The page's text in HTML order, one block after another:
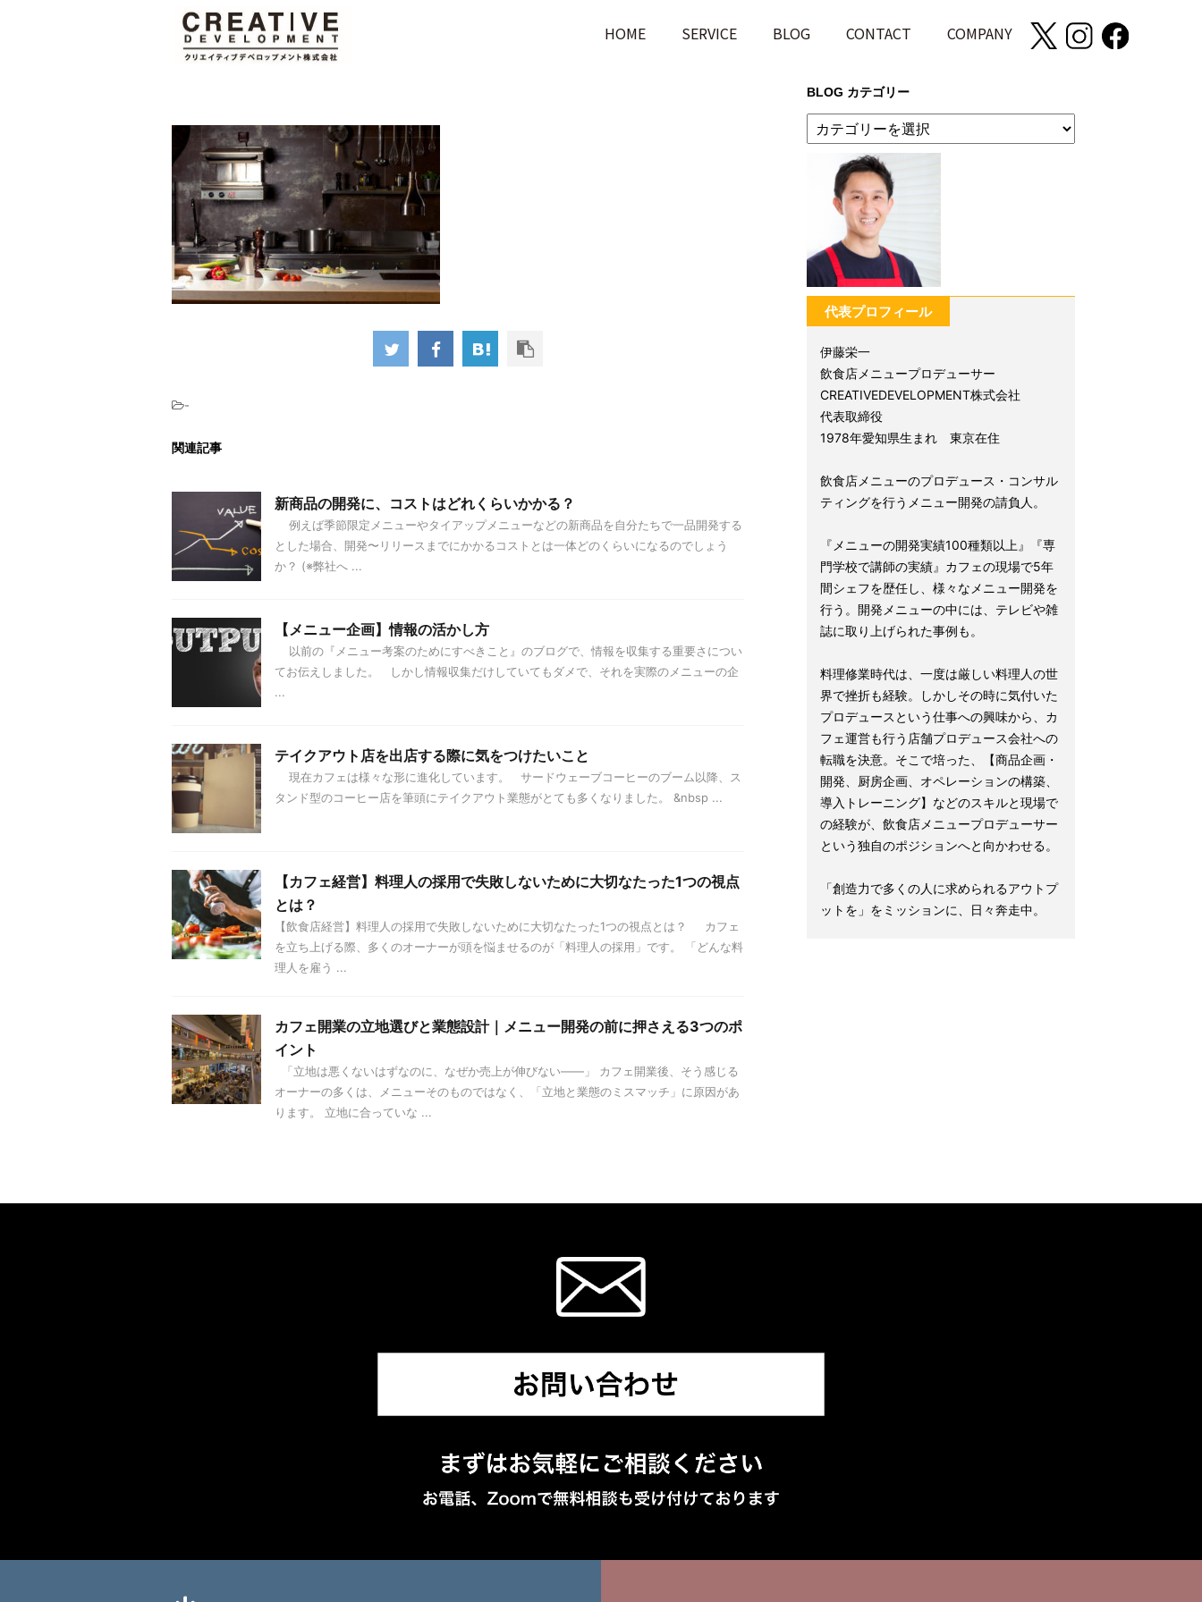
HOME SERVICE BLOG CONTACT COMPANY
-
関連記事
新商品の開発に、コストはどれくらいかかる？
例えば季節限定メニューやタイアップメニューなどの新商品を自分たちで一品開発する
とした場合、開発〜リリースまでにかかるコストとは一体どのくらいになるのでしょう
か？ (※弊社へ ...
【メニュー企画】情報の活かし方
以前の『メニュー考案のためにすべきこと』のブログで、情報を収集する重要さについ
てお伝えしました。 しかし情報収集だけしていてもダメで、それを実際のメニューの企
...
テイクアウト店を出店する際に気をつけたいこと
現在カフェは様々な形に進化しています。 サードウェーブコーヒーのブーム以降、ス
タンド型のコーヒー店を筆頭にテイクアウト業態がとても多くなりました。 &nbsp ...
【カフェ経営】料理人の採用で失敗しないために大切なたった1つの視点
とは？
【飲食店経営】料理人の採用で失敗しないために大切なたった1つの視点とは？ カフェ
を立ち上げる際、多くのオーナーが頭を悩ませるのが「料理人の採用」です。 「どんな料
理人を雇う ...
カフェ開業の立地選びと業態設計｜メニュー開発の前に押さえる3つのポ
イント
「立地は悪くないはずなのに、なぜか売上が伸びない——」 カフェ開業後、そう感じる
オーナーの多くは、メニューそのものではなく、「立地と業態のミスマッチ」に原因があ
ります。 立地に合っていな ...
BLOG カテゴリー
代表プロフィール
伊藤栄一
飲食店メニュープロデューサー
CREATIVEDEVELOPMENT株式会社
代表取締役
1978年愛知県生まれ 東京在住
飲食店メニューのプロデュース・コンサル
ティングを行うメニュー開発の請負人。
『メニューの開発実績100種類以上』『専
門学校で講師の実績』カフェの現場で5年
間シェフを歴任し、様々なメニュー開発を
行う。開発メニューの中には、テレビや雑
誌に取り上げられた事例も。
料理修業時代は、一度は厳しい料理人の世
界で挫折も経験。しかしその時に気付いた
プロデュースという仕事への興味から、カ
フェ運営も行う店舗プロデュース会社への
転職を決意。そこで培った、【商品企画・
開発、厨房企画、オペレーションの構築、
導入トレーニング】などのスキルと現場で
の経験が、飲食店メニュープロデューサー
という独自のポジションへと向かわせる。
「創造力で多くの人に求められるアウトプ
ットを」をミッションに、日々奔走中。